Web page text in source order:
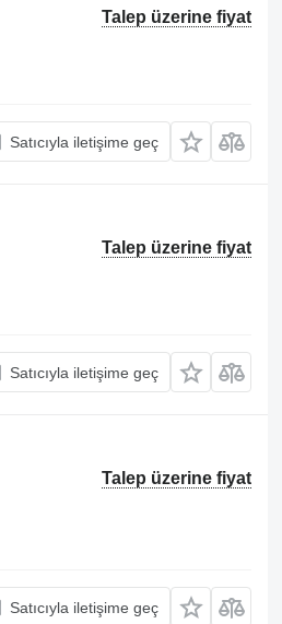
Talep üzerine fiyat
Satıcıyla iletişime geç
Talep üzerine fiyat
Satıcıyla iletişime geç
Talep üzerine fiyat
Satıcıyla iletişime geç